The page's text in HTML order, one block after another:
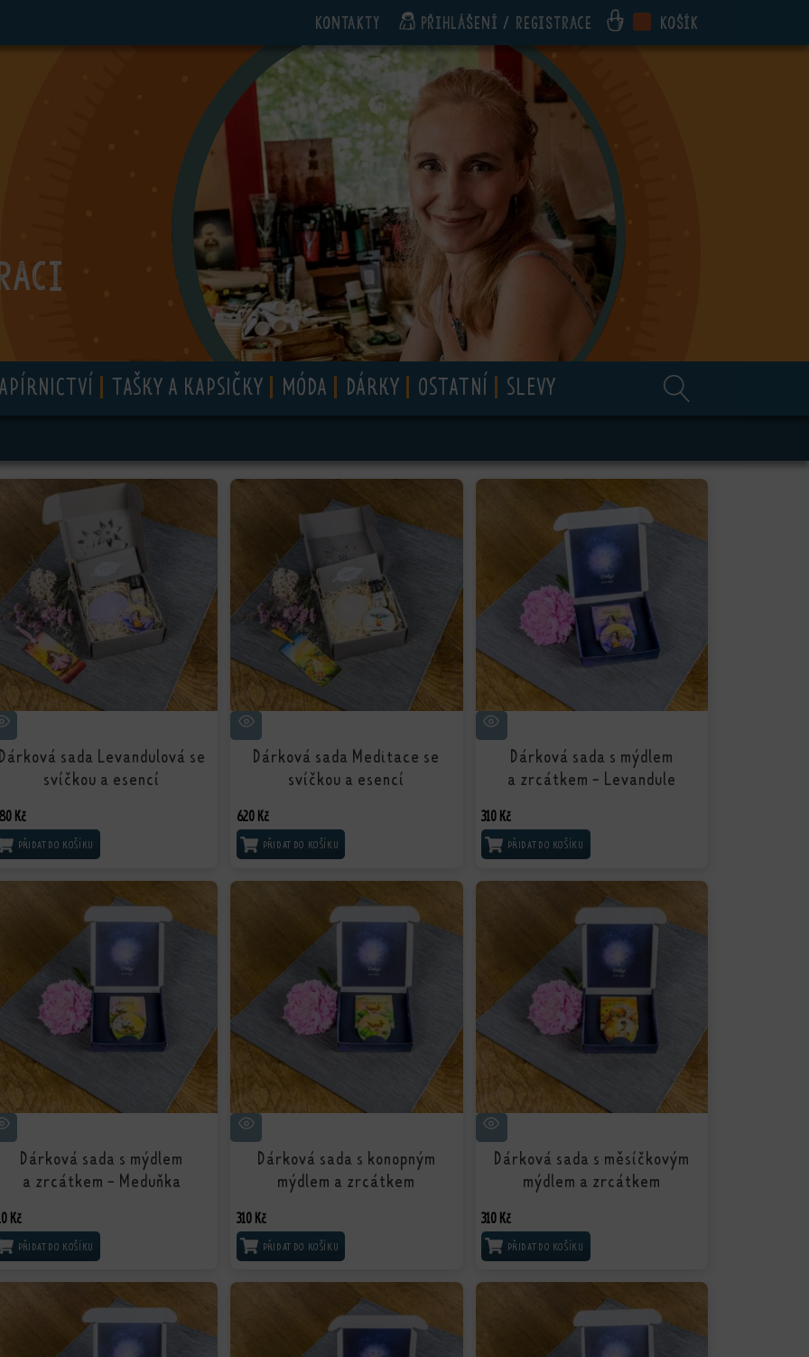
Kontakty Přihlášení / registrace Košík
TAŠKY A KAPSIČKY MÓDA DÁRKY OSTATNÍ SLEVY
sada Levandulová se
svíčkou a esencí
Kč
PŘIDAT DO KOŠÍKU
Dárková sada Meditace se
svíčkou a esencí
620 Kč
PŘIDAT DO KOŠÍKU
Dárková sada s mýdlem
a zrcátkem - Levandule
310 Kč
PŘIDAT DO KOŠÍKU
Dárková sada s mýdlem
a zrcátkem - Meduňka
Kč
PŘIDAT DO KOŠÍKU
Dárková sada s konopným
mýdlem a zrcátkem
310 Kč
PŘIDAT DO KOŠÍKU
Dárková sada s měsíčkovým
mýdlem a zrcátkem
310 Kč
PŘIDAT DO KOŠÍKU